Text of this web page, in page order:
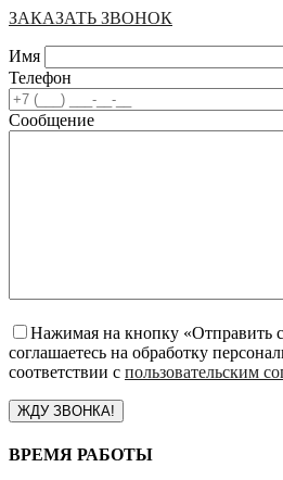
ЗАКАЗАТЬ ЗВОНОК
Имя
Телефон
Сообщение
Нажимая на кнопку «Отправить
соглашаетесь на обработку
соответствии с пользовательским
ВРЕМЯ РАБОТЫ